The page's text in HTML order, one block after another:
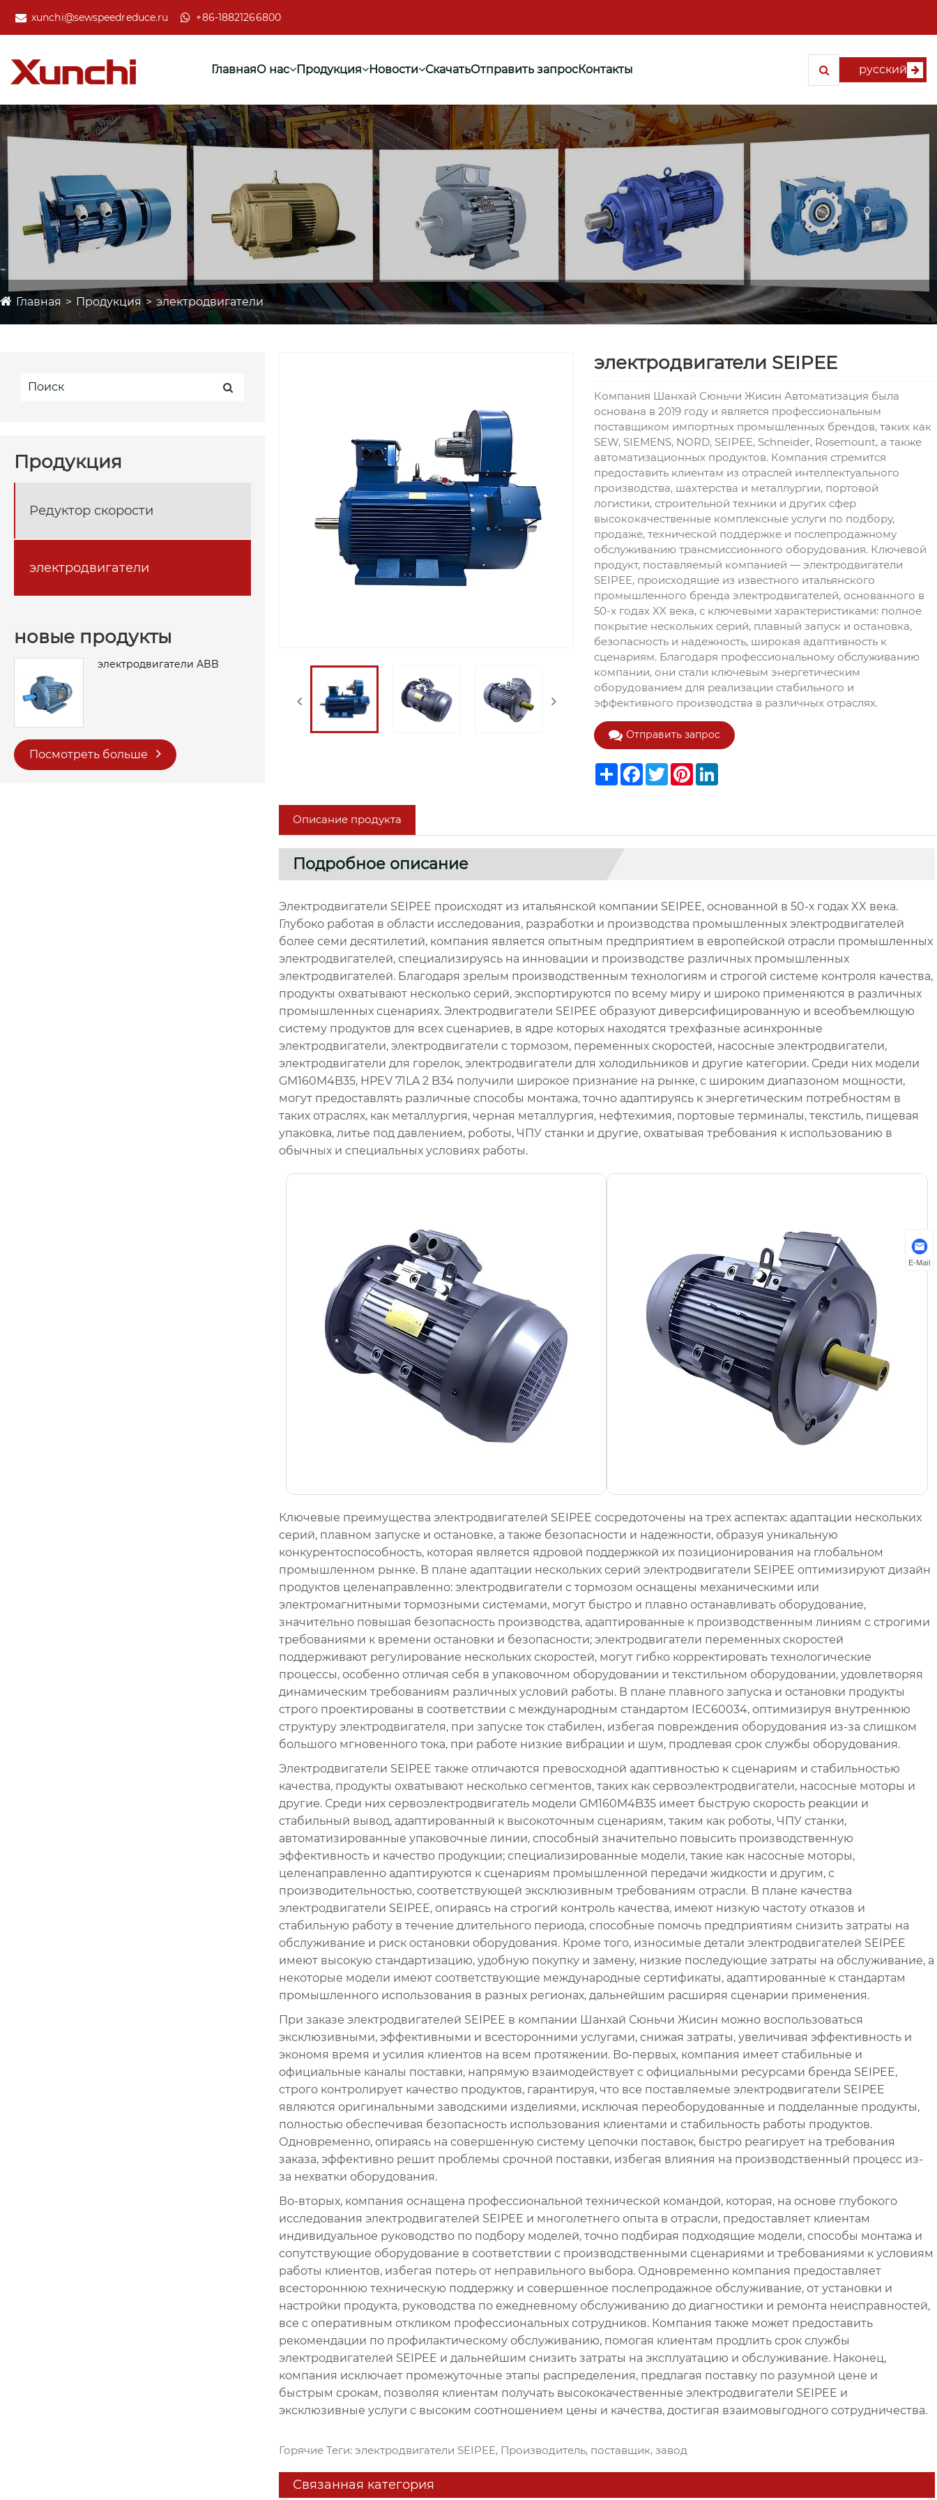
xunchi@sewspeedreduce.ru +86-18821266800
ГлавнаяО нас Продукция Новости СкачатьОтправить запросКонтакты русский
Главная Продукция электродвигатели
Продукция
Редуктор скорости
электродвигатели
новые продукты
электродвигатели ABB
Посмотреть больше
электродвигатели SEIPEE
Компания Шанхай Сюньчи Жисин Автоматизация была
основана в 2019 году и является профессиональным
поставщиком импортных промышленных брендов, таких как
SEW, SIEMENS, NORD, SEIPEE, Schneider, Rosemount, а также
автоматизационных продуктов. Компания стремится
предоставить клиентам из отраслей интеллектуального
производства, шахтерства и металлургии, портовой
логистики, строительной техники и других сфер
высококачественные комплексные услуги по подбору,
продаже, технической поддержке и послепродажному
обслуживанию трансмиссионного оборудования. Ключевой
продукт, поставляемый компанией — электродвигатели
SEIPEE, происходящие из известного итальянского
промышленного бренда электродвигателей, основанного в
50-х годах XX века, с ключевыми характеристиками: полное
покрытие нескольких серий, плавный запуск и остановка,
безопасность и надежность, широкая адаптивность к
сценариям. Благодаря профессиональному обслуживанию
компании, они стали ключевым энергетическим
оборудованием для реализации стабильного и
эффективного производства в различных отраслях.
Отправить запрос
ShareFacebook
TwitterPinterestLinkedIn
Описание продукта
Подробное описание
Электродвигатели SEIPEE происходят из итальянской компании SEIPEE, основанной в 50-х годах XX века.
Глубоко работая в области исследования, разработки и производства промышленных электродвигателей
более семи десятилетий, компания является опытным предприятием в европейской отрасли промышленных
электродвигателей, специализируясь на инновации и производстве различных промышленных
электродвигателей. Благодаря зрелым производственным технологиям и строгой системе контроля качества,
продукты охватывают несколько серий, экспортируются по всему миру и широко применяются в различных
промышленных сценариях. Электродвигатели SEIPEE образуют диверсифицированную и всеобъемлющую
систему продуктов для всех сценариев, в ядре которых находятся трехфазные асинхронные
электродвигатели, электродвигатели с тормозом, переменных скоростей, насосные электродвигатели,
электродвигатели для горелок, электродвигатели для холодильников и другие категории. Среди них модели
GM160M4B35, HPEV 71LA 2 B34 получили широкое признание на рынке, с широким диапазоном мощности,
могут предоставлять различные способы монтажа, точно адаптируясь к энергетическим потребностям в
таких отраслях, как металлургия, черная металлургия, нефтехимия, портовые терминалы, текстиль, пищевая
упаковка, литье под давлением, роботы, ЧПУ станки и другие, охватывая требования к использованию в
обычных и специальных условиях работы.
Ключевые преимущества электродвигателей SEIPEE сосредоточены на трех аспектах: адаптации нескольких
серий, плавном запуске и остановке, а также безопасности и надежности, образуя уникальную
конкурентоспособность, которая является ядровой поддержкой их позиционирования на глобальном
промышленном рынке. В плане адаптации нескольких серий электродвигатели SEIPEE оптимизируют дизайн
продуктов целенаправленно: электродвигатели с тормозом оснащены механическими или
электромагнитными тормозными системами, могут быстро и плавно останавливать оборудование,
значительно повышая безопасность производства, адаптированные к производственным линиям с строгими
требованиями к времени остановки и безопасности; электродвигатели переменных скоростей
поддерживают регулирование нескольких скоростей, могут гибко корректировать технологические
процессы, особенно отличая себя в упаковочном оборудовании и текстильном оборудовании, удовлетворяя
динамическим требованиям различных условий работы. В плане плавного запуска и остановки продукты
строго проектированы в соответствии с международным стандартом IEC60034, оптимизируя внутреннюю
структуру электродвигателя, при запуске ток стабилен, избегая повреждения оборудования из-за слишком
большого мгновенного тока, при работе низкие вибрации и шум, продлевая срок службы оборудования.
Электродвигатели SEIPEE также отличаются превосходной адаптивностью к сценариям и стабильностью
качества, продукты охватывают несколько сегментов, таких как сервоэлектродвигатели, насосные моторы и
другие. Среди них сервоэлектродвигатель модели GM160M4B35 имеет быструю скорость реакции и
стабильный вывод, адаптированный к высокоточным сценариям, таким как роботы, ЧПУ станки,
автоматизированные упаковочные линии, способный значительно повысить производственную
эффективность и качество продукции; специализированные модели, такие как насосные моторы,
целенаправленно адаптируются к сценариям промышленной передачи жидкости и другим, с
производительностью, соответствующей эксклюзивным требованиям отрасли. В плане качества
электродвигатели SEIPEE, опираясь на строгий контроль качества, имеют низкую частоту отказов и
стабильную работу в течение длительного периода, способные помочь предприятиям снизить затраты на
обслуживание и риск остановки оборудования. Кроме того, износимые детали электродвигателей SEIPEE
имеют высокую стандартизацию, удобную покупку и замену, низкие последующие затраты на обслуживание, а
некоторые модели имеют соответствующие международные сертификаты, адаптированные к стандартам
промышленного использования в разных регионах, дальнейшим расширяя сценарии применения.
При заказе электродвигателей SEIPEE в компании Шанхай Сюньчи Жисин можно воспользоваться
эксклюзивными, эффективными и всесторонними услугами, снижая затраты, увеличивая эффективность и
экономя время и усилия клиентов на всем протяжении. Во-первых, компания имеет стабильные и
официальные каналы поставки, напрямую взаимодействует с официальными ресурсами бренда SEIPEE,
строго контролирует качество продуктов, гарантируя, что все поставляемые электродвигатели SEIPEE
являются оригинальными заводскими изделиями, исключая переоборудованные и подделанные продукты,
полностью обеспечивая безопасность использования клиентами и стабильность работы продуктов.
Одновременно, опираясь на совершенную систему цепочки поставок, быстро реагирует на требования
заказа, эффективно решит проблемы срочной поставки, избегая влияния на производственный процесс из-
за нехватки оборудования.
Во-вторых, компания оснащена профессиональной технической командой, которая, на основе глубокого
исследования электродвигателей SEIPEE и многолетнего опыта в отрасли, предоставляет клиентам
индивидуальное руководство по подбору моделей, точно подбирая подходящие модели, способы монтажа и
сопутствующие оборудование в соответствии с производственными сценариями и требованиями к условиям
работы клиентов, избегая потерь от неправильного выбора. Одновременно компания предоставляет
всестороннюю техническую поддержку и совершенное послепродажное обслуживание, от установки и
настройки продукта, руководства по ежедневному обслуживанию до диагностики и ремонта неисправностей,
все с оперативным откликом профессиональных сотрудников. Компания также может предоставить
рекомендации по профилактическому обслуживанию, помогая клиентам продлить срок службы
электродвигателей SEIPEE и дальнейшим снизить затраты на эксплуатацию и обслуживание. Наконец,
компания исключает промежуточные этапы распределения, предлагая поставку по разумной цене и
быстрым срокам, позволяя клиентам получать высококачественные электродвигатели SEIPEE и
эксклюзивные услуги с высоким соотношением цены и качества, достигая взаимовыгодного сотрудничества.
Горячие Теги: электродвигатели SEIPEE, Производитель, поставщик, завод
Связанная категория
E-Mail